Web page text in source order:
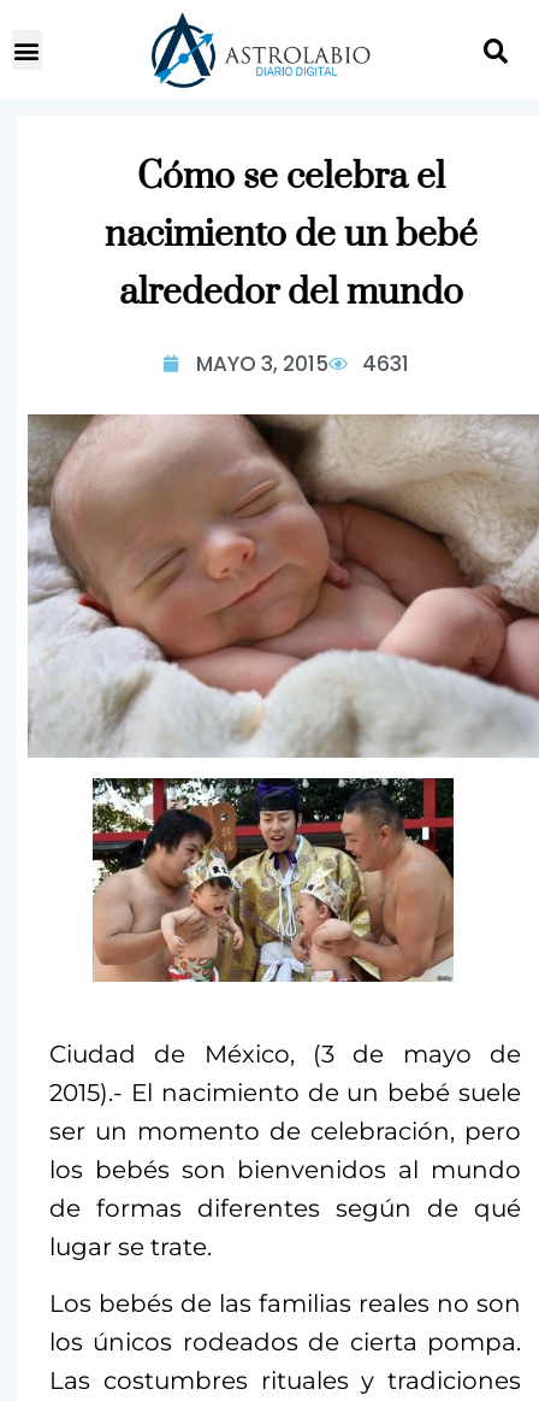
Cómo se celebra el
nacimiento de un bebé
alrededor del mundo
MAYO 3, 2015 4631
Ciudad de México, (3 de mayo de
2015).- El nacimiento de un bebé suele
ser un momento de celebración, pero
los bebés son bienvenidos al mundo
de formas diferentes según de qué
lugar se trate.
Los bebés de las familias reales no son
los únicos rodeados de cierta pompa.
Las costumbres rituales y tradiciones